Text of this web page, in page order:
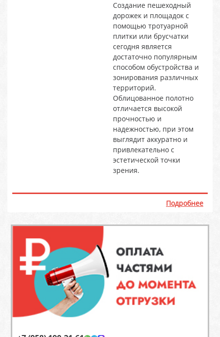
Создание пешеходный
дорожек и площадок с
помощью тротуарной
плитки или брусчатки
сегодня является
достаточно популярным
способом обустройства и
зонирования различных
территорий.
Облицованное полотно
отличается высокой
прочностью и
надежностью, при этом
выглядит аккуратно и
привлекательно с
эстетической точки
зрения.
Подробнее